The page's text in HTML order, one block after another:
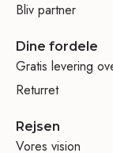
Bliv partner
Dine fordele
Gratis levering
Returret
Rejsen
Vores vision